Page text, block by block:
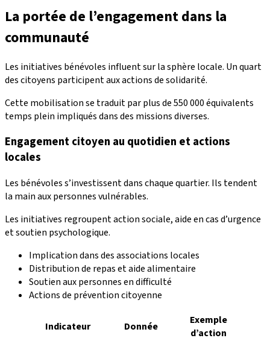
La portée de l’engagement dans la
communauté
Les initiatives bénévoles influent sur la sphère locale. Un quart
des citoyens participent aux actions de solidarité.
Cette mobilisation se traduit par plus de 550 000 équivalents
temps plein impliqués dans des missions diverses.
Engagement citoyen au quotidien et actions
locales
Les bénévoles s’investissent dans chaque quartier. Ils tendent
la main aux personnes vulnérables.
Les initiatives regroupent action sociale, aide en cas d’urgence
et soutien psychologique.
Implication dans des associations locales
Distribution de repas et aide alimentaire
Soutien aux personnes en difficulté
Actions de prévention citoyenne
Indicateur Donnée
Exemple
d’action